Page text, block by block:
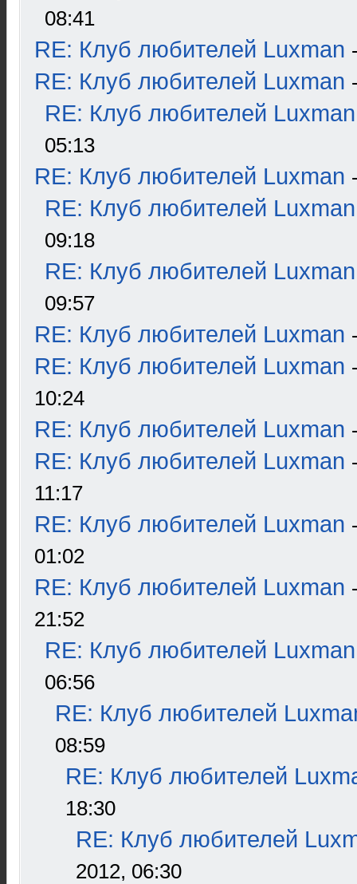
08:41
RE: Клуб любителей Luxman
RE: Клуб любителей Luxman
RE: Клуб любителей Luxman
05:13
RE: Клуб любителей Luxman
RE: Клуб любителей Luxman
09:18
RE: Клуб любителей Luxman
09:57
RE: Клуб любителей Luxman
RE: Клуб любителей Luxman
10:24
RE: Клуб любителей Luxman
RE: Клуб любителей Luxman
11:17
RE: Клуб любителей Luxman
01:02
RE: Клуб любителей Luxman
21:52
RE: Клуб любителей Luxman
06:56
RE: Клуб любителей
08:59
RE: Клуб любителей
18:30
RE: Клуб любителей
2012, 06:30